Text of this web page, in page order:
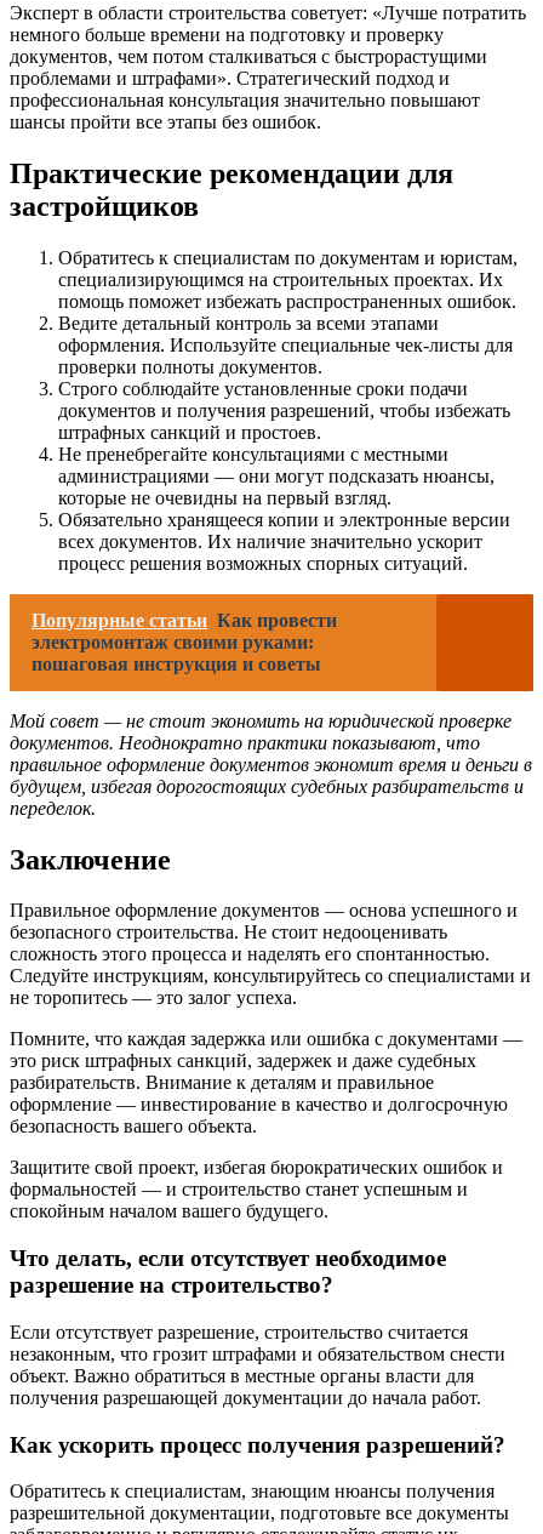
Эксперт в области строительства советует: «Лучше потратить
немного больше времени на подготовку и проверку
документов, чем потом сталкиваться с быстрорастущими
проблемами и штрафами». Стратегический подход и
профессиональная консультация значительно повышают
шансы пройти все этапы без ошибок.
Практические рекомендации для
застройщиков
Обратитесь к специалистам по документам и юристам,
специализирующимся на строительных проектах. Их
помощь поможет избежать распространенных ошибок.
Ведите детальный контроль за всеми этапами
оформления. Используйте специальные чек-листы для
проверки полноты документов.
Строго соблюдайте установленные сроки подачи
документов и получения разрешений, чтобы избежать
штрафных санкций и простоев.
Не пренебрегайте консультациями с местными
администрациями — они могут подсказать нюансы,
которые не очевидны на первый взгляд.
Обязательно хранящееся копии и электронные версии
всех документов. Их наличие значительно ускорит
процесс решения возможных спорных ситуаций.
Популярные статьи Как провести
электромонтаж своими руками:
пошаговая инструкция и советы
Мой совет — не стоит экономить на юридической проверке
документов. Неоднократно практики показывают, что
правильное оформление документов экономит время и деньги в
будущем, избегая дорогостоящих судебных разбирательств и
переделок.
Заключение
Правильное оформление документов — основа успешного и
безопасного строительства. Не стоит недооценивать
сложность этого процесса и наделять его спонтанностью.
Следуйте инструкциям, консультируйтесь со специалистами и
не торопитесь — это залог успеха.
Помните, что каждая задержка или ошибка с документами —
это риск штрафных санкций, задержек и даже судебных
разбирательств. Внимание к деталям и правильное
оформление — инвестирование в качество и долгосрочную
безопасность вашего объекта.
Защитите свой проект, избегая бюрократических ошибок и
формальностей — и строительство станет успешным и
спокойным началом вашего будущего.
Что делать, если отсутствует необходимое
разрешение на строительство?
Если отсутствует разрешение, строительство считается
незаконным, что грозит штрафами и обязательством снести
объект. Важно обратиться в местные органы власти для
получения разрешающей документации до начала работ.
Как ускорить процесс получения разрешений?
Обратитесь к специалистам, знающим нюансы получения
разрешительной документации, подготовьте все документы